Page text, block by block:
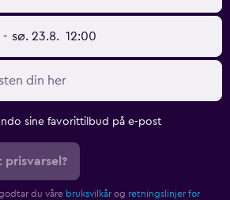
- sø. 23.8. 12:00
sine favorittilbud på e-post
du våre bruksvilkår og retningslinjer for